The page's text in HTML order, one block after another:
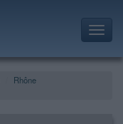
Rhône